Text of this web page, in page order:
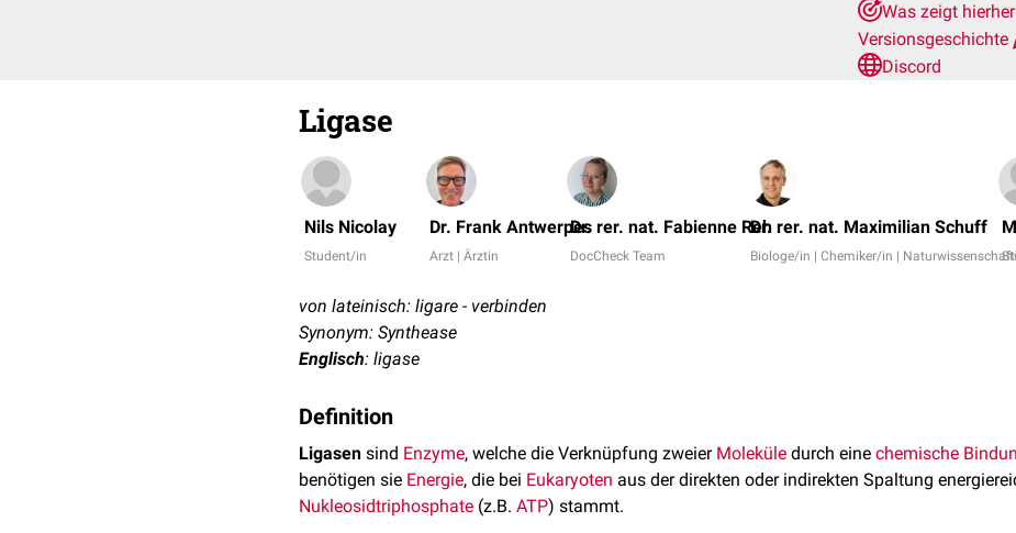
Was zeigt hierher
Versionsgeschichte
Discord
Ligase
Nils Nicolay
Student/in
Dr. Frank Antwerpes
Arzt | Ärztin
Dr. rer. nat. Fabienne Reh
DocCheck Team
Dr. rer. nat. Maximilian Schuff
Biologe/in | Chemiker/in |
von lateinisch: ligare - verbinden
Synonym: Synthease
Englisch: ligase
Definition
Ligasen sind Enzyme, welche die Verknüpfung zweier Moleküle durch eine chemische
benötigen sie Energie, die bei Eukaryoten aus der direkten oder indirekten Spaltung
Nukleosidtriphosphate (z.B. ATP) stammt.